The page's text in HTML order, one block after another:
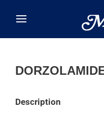
Description